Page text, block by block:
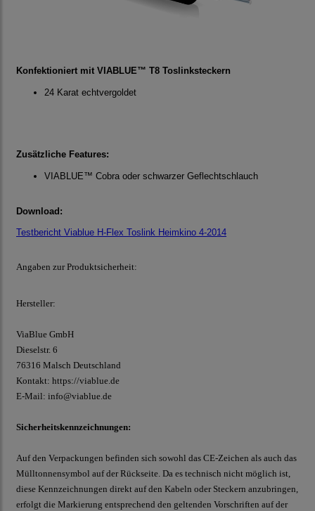
Konfektioniert mit VIABLUE™ T8 Toslinksteckern
24 Karat echtvergoldet
Zusätzliche Features:
VIABLUE™ Cobra oder schwarzer Geflechtschlauch
Download:
Testbericht Viablue H-Flex Toslink Heimkino 4-2014
Angaben zur Produktsicherheit:
Hersteller:
ViaBlue GmbH
Dieselstr. 6
76316 Malsch Deutschland
Kontakt: https://viablue.de
E-Mail: info@viablue.de
Sicherheitskennzeichnungen:
Auf den Verpackungen befinden sich sowohl das CE-Zeichen als auch das
Mülltonnensymbol auf der Rückseite. Da es technisch nicht möglich ist,
diese Kennzeichnungen direkt auf den Kabeln oder Steckern anzubringen,
erfolgt die Markierung entsprechend den geltenden Vorschriften auf der